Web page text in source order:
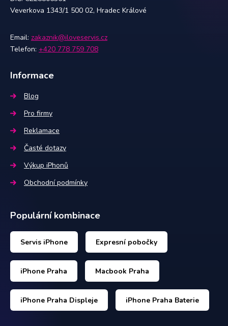
Veverkova 1343/1 500 02, Hradec Králové
Email: zakaznik@iloveservis.cz
Telefon: +420 778 759 708
Informace
Blog
Pro firmy
Reklamace
Časté dotazy
Výkup iPhonů
Obchodní podmínky
Populární kombinace
Servis iPhone Expresní pobočky
iPhone Praha Macbook Praha
iPhone Praha Displeje iPhone Praha Baterie